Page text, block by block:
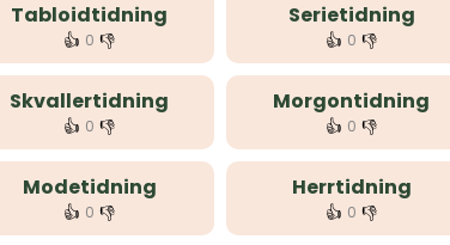
Tabloidtidning
👍 0 👎
Serietidning
👍 0 👎
Skvallertidning
👍 0 👎
Morgontidning
👍 0 👎
Modetidning
👍 0 👎
Herrtidning
👍 0 👎